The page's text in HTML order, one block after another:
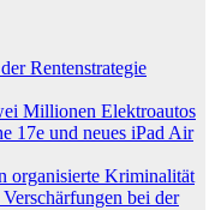
Rentenstrategie
Millionen Elektroautos
17e und neues iPad Air
organisierte Kriminalität
bei der